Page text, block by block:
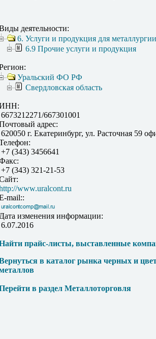
деятельности:
6. Услуги и продукция для металлургии
6.9 Прочие услуги и продукция
Уральский ФО РФ
Свердловская область
6673212271/667301001
адрес:
620050 г. Екатеринбург, ул. Расточная 59
+7 (343) 3456641
+7 (343) 321-21-53
www.uralcont.ru
mail::
Дата изменения информации:
6.07.2016
прайс-листы, выставленные
в каталог рынка черных и
в раздел Металлоторговля